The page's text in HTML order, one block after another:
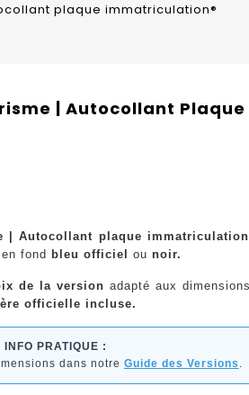
plaque immatriculation®
| Autocollant Plaque
| Autocollant plaque
en fond bleu officiel ou noir.
de la version adapté aux
officielle incluse.
INFO PRATIQUE :
dans notre Guide des Versions